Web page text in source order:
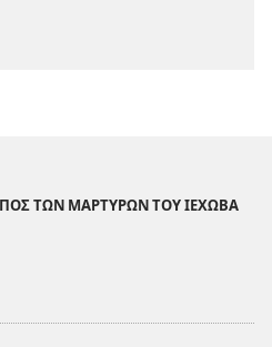
ΤΩΝ ΜΑΡΤΥΡΩΝ ΤΟΥ ΙΕΧΩΒΑ